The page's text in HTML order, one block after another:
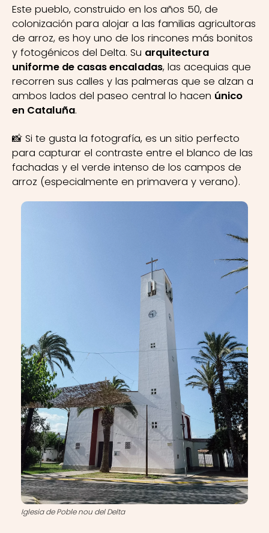
Este pueblo, construido en los años 50, de
colonización para alojar a las familias agricultoras
de arroz, es hoy uno de los rincones más bonitos
y fotogénicos del Delta. Su arquitectura
uniforme de casas encaladas, las acequias que
recorren sus calles y las palmeras que se alzan a
ambos lados del paseo central lo hacen único
en Cataluña.
📸 Si te gusta la fotografía, es un sitio perfecto
para capturar el contraste entre el blanco de las
fachadas y el verde intenso de los campos de
arroz (especialmente en primavera y verano).
Iglesia de Poble nou del Delta